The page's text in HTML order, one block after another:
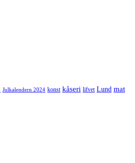
Julkalendern 2024 konst kåseri lifvet Lund mat